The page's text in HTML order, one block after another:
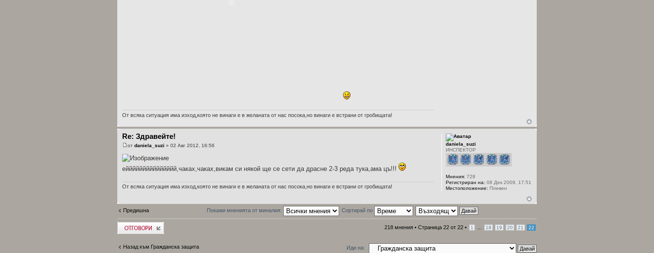
От всяка ситуация има изход,която не винаги е в желаната от нас посока,но винаги е встрани от гробищата!
Re: Здравейте!
от daniela_suzi » 02 Авг 2012, 16:56
еййййййййййййййй,чаках,чаках,викам си някой ще се сети да драсне 2-3 реда тука,ама цъ!!!
От всяка ситуация има изход,която не винаги е в желаната от нас посока,но винаги е встрани от гробищата!
daniela_suzi
ИНСПЕКТОР
Мнения: 728
Регистриран на: 08 Дек 2009, 17:51
Местоположение: Плевен
Предишна Покажи мненията от миналия: Сортирай по
Добави отговор 218 мнения • Страница 22 от 22 • 1 18 19 20 21 22
Назад към Гражданска защита Иди на: